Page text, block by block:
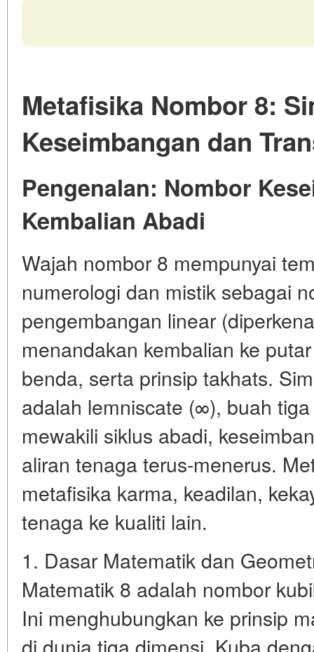
Metafisika Nombor 8:
Keseimbangan dan
Pengenalan: Nombor
Kembalian Abadi
Wajah nombor 8 mempunyai
numerologi dan mistik sebagai
pengembangan linear
menandakan kembalian ke
benda, serta prinsip takhats.
adalah lemniscate (∞), buah
mewakili siklus abadi,
aliran tenaga terus-menerus.
metafisika karma, keadilan,
tenaga ke kualiti lain.
1. Dasar Matematik dan
Matematik 8 adalah nombor
Ini menghubungkan ke prinsip
di dunia tiga dimensi. Kuba